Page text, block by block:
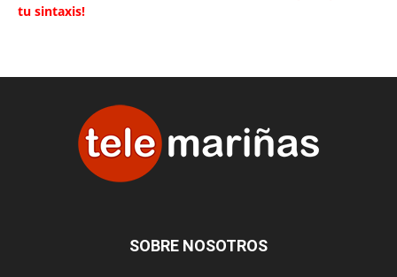
tu sintaxis!
SOBRE NOSOTROS